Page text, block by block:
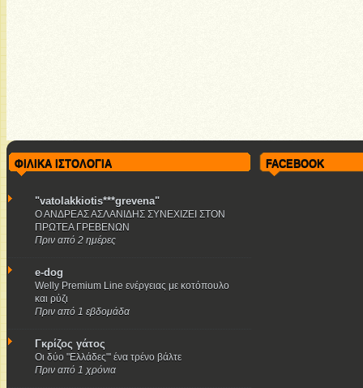
ΦΙΛΙΚΑ ΙΣΤΟΛΟΓΙΑ
"vatolakkiotis***grevena"
Ο ΑΝΔΡΕΑΣ ΑΣΛΑΝΙΔΗΣ ΣΥΝΕΧΙΖΕΙ ΣΤΟΝ
ΠΡΩΤΕΑ ΓΡΕΒΕΝΩΝ
Πριν από 2 ημέρες
e-dog
Welly Premium Line ενέργειας με κοτόπουλο
και ρύζι
Πριν από 1 εβδομάδα
Γκρίζος γάτος
Οι δύο "Ελλάδες"' ένα τρένο βάλτε
Πριν από 1 χρόνια
FACEBOOK